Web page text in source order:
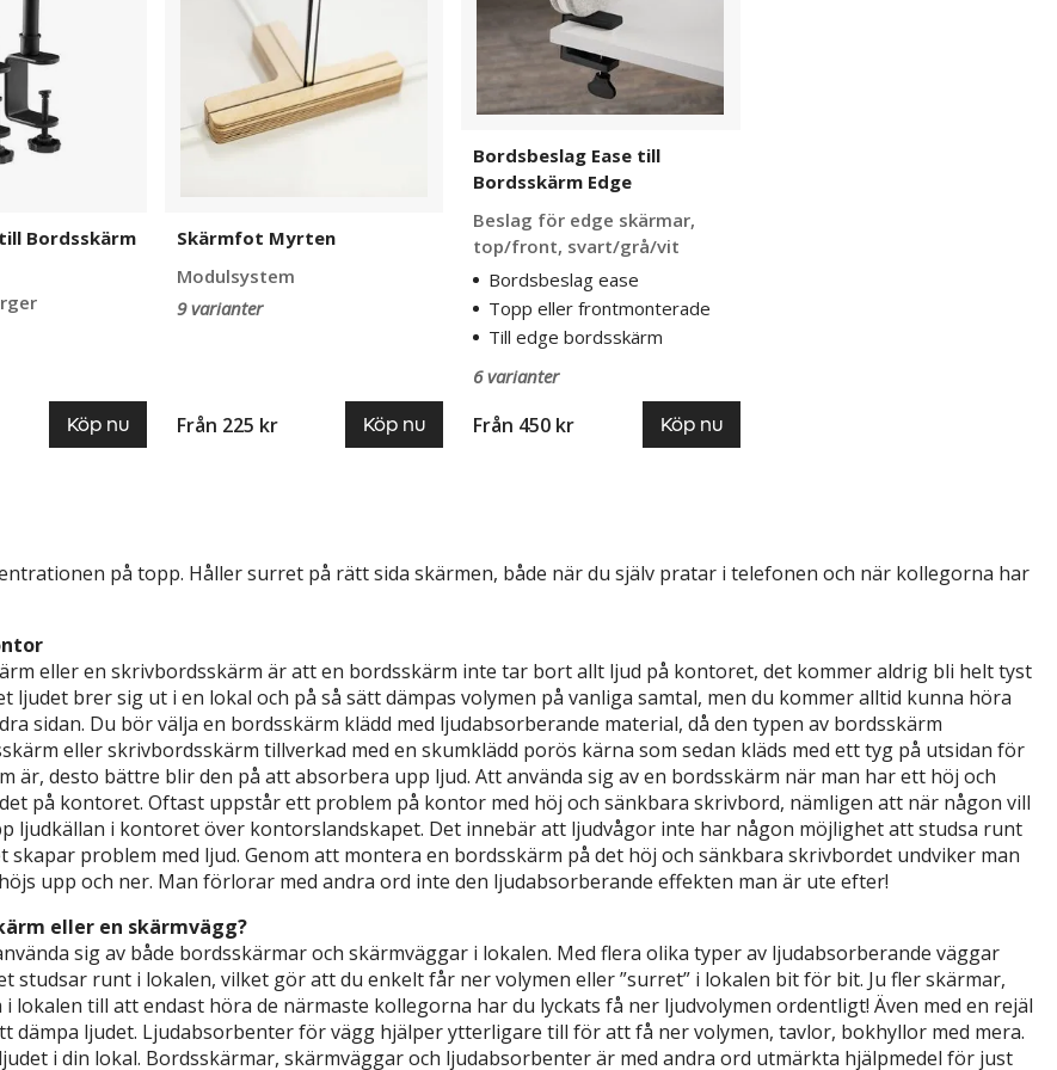
Bordsskärm
Köp nu
Skärmfot Myrten
Modulsystem
9 varianter
Från 225 kr Köp nu
Bordsskärm
Bordsbeslag Ease till
Bordsskärm Edge
Beslag för edge skärmar,
top/front, svart/grå/vit
Bordsbeslag ease
Topp eller frontmonterade
Till edge bordsskärm
6 varianter
Från 450 kr Köp nu
på topp. Håller surret på rätt sida skärmen, både när du själv pratar i telefonen och när kollegorna har
eller en skrivbordsskärm är att en bordsskärm inte tar bort allt ljud på kontoret, det kommer aldrig bli helt tyst
brer sig ut i en lokal och på så sätt dämpas volymen på vanliga samtal, men du kommer alltid kunna höra
sidan. Du bör välja en bordsskärm klädd med ljudabsorberande material, då den typen av bordsskärm
eller skrivbordsskärm tillverkad med en skumklädd porös kärna som sedan kläds med ett tyg på utsidan för
är, desto bättre blir den på att absorbera upp ljud. Att använda sig av en bordsskärm när man har ett höj och
på kontoret. Oftast uppstår ett problem på kontor med höj och sänkbara skrivbord, nämligen att när någon vill
ljudkällan i kontoret över kontorslandskapet. Det innebär att ljudvågor inte har någon möjlighet att studsa runt
problem med ljud. Genom att montera en bordsskärm på det höj och sänkbara skrivbordet undviker man
upp och ner. Man förlorar med andra ord inte den ljudabsorberande effekten man är ute efter!
eller en skärmvägg?
sig av både bordsskärmar och skärmväggar i lokalen. Med flera olika typer av ljudabsorberande väggar
studsar runt i lokalen, vilket gör att du enkelt får ner volymen eller ”surret” i lokalen bit för bit. Ju fler skärmar,
till att endast höra de närmaste kollegorna har du lyckats få ner ljudvolymen ordentligt! Även med en rejäl
dämpa ljudet. Ljudabsorbenter för vägg hjälper ytterligare till för att få ner volymen, tavlor, bokhyllor med mera.
i din lokal. Bordsskärmar, skärmväggar och ljudabsorbenter är med andra ord utmärkta hjälpmedel för just